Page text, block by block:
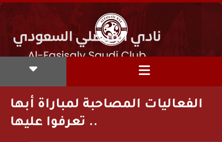
الفعاليات المصاحبة لمباراة أبها
.. تعرفوا عليها